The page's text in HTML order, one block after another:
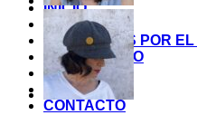
INICIO
TIENDA
MIS COSITAS POR
EL COMIENZO
BLOG
PAGOS
CONTACTO